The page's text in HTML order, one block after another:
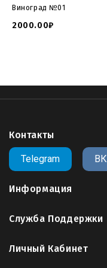
Виноград №01
2000.00₽
Контакты
Telegram
Информация
Служба Поддержки
Личный Кабинет